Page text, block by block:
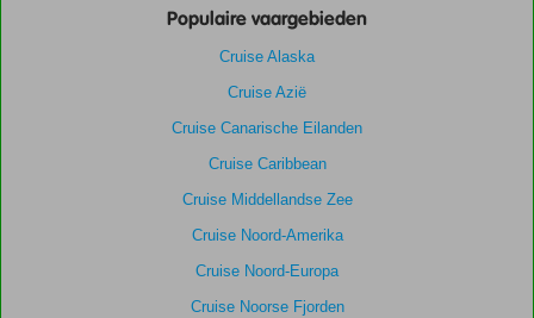
Populaire vaargebieden
Cruise Alaska
Cruise Azië
Cruise Canarische Eilanden
Cruise Caribbean
Cruise Middellandse Zee
Cruise Noord-Amerika
Cruise Noord-Europa
Cruise Noorse Fjorden